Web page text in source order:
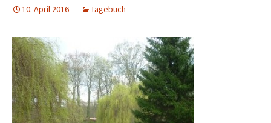
10. April 2016 Tagebuch